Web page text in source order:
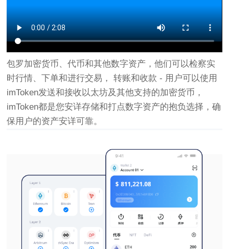
包罗加密货币、代币和其他数字资产，他们可以检察实
时行情、下单和进行交易， 转账和收款 - 用户可以使用
imToken发送和接收以太坊及其他支持的加密货币，
imToken都是您安详存储和打点数字资产的抱负选择，确
保用户的资产安详可靠。